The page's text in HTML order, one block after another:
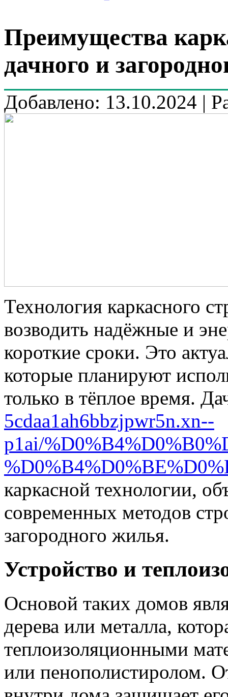
Преимущества
дачного и
Добавлено: 13.10.2024 |
Технология каркасного
возводить надёжные и
короткие сроки. Это
которые планируют
только в тёплое время.
5cdaa1ah6bbzjpwr5n.xn--
p1ai/
каркасной технологии,
современных методов
загородного жилья.
Устройство и
Основой таких домов
дерева или металла,
теплоизоляционными
или пенополистиролом.